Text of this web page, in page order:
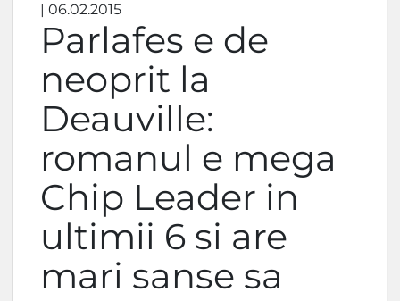
| 06.02.2015
Parlafes e de
neoprit la
Deauville:
romanul e mega
Chip Leader in
ultimii 6 si are
mari sanse sa